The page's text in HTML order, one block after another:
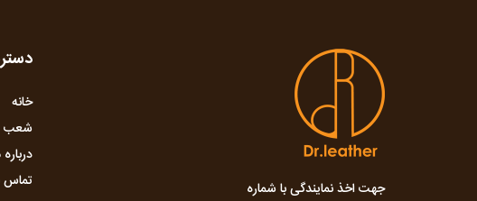
جهت اخذ نمایندگی با شماره
خانه
شعب
درباره
تماس